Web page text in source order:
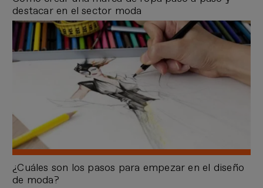
destacar en el sector moda
¿Cuáles son los pasos para empezar en el diseño
de moda?